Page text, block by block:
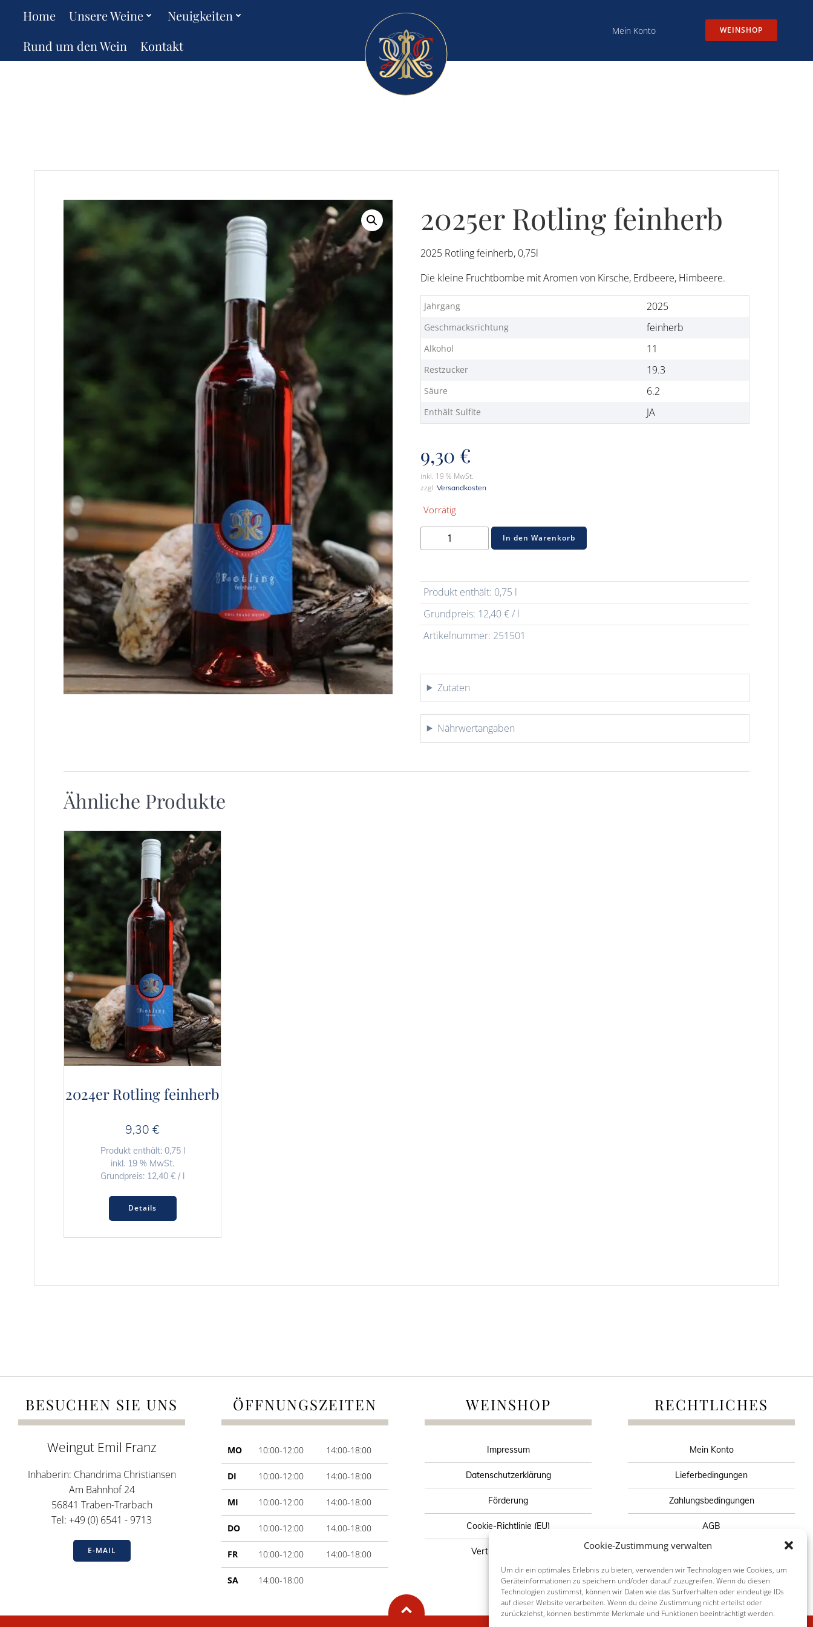
Cookie-Zustimmung verwalten
Um dir ein optimales Erlebnis zu bieten, verwenden wir Technologien wie Cookies, um
Geräteinformationen zu speichern und/oder darauf zuzugreifen. Wenn du diesen
Technologien zustimmst, können wir Daten wie das Surfverhalten oder eindeutige IDs
auf dieser Website verarbeiten. Wenn du deine Zustimmung nicht erteilst oder
zurückziehst, können bestimmte Merkmale und Funktionen beeinträchtigt werden.
InhaltHome Unsere Weine
Neuigkeiten
Rund um den Wein
Kontakt
Mein Konto WEINSHOP
2025er Rotling feinherb
2025 Rotling feinherb, 0,75l
Die kleine Fruchtbombe mit Aromen von Kirsche, Erdbeere, Himbeere.
Jahrgang 2025
Geschmacksrichtung feinherb
Alkohol 11
Restzucker 19.3
Säure 6.2
Enthält Sulfite JA
9,30 €
inkl. 19 % MwSt.
zzgl. Versandkosten
Vorrätig
2025er
Rotling
Menge
In den Warenkorb
Produkt enthält: 0,75 l
Grundpreis: 12,40€/ l
Artikelnummer: 251501
Zutaten
Nährwertangaben
Ähnliche Produkte
2024er Rotling feinherb
9,30 €
Produkt enthält: 0,75 l
inkl. 19 % MwSt.
Grundpreis: 12,40 € / l
Details
BESUCHEN SIE UNS
Weingut Emil Franz
Inhaberin: Chandrima Christiansen
Am Bahnhof 24
56841 Traben-Trarbach
Tel: +49 (0) 6541 - 9713
E-MAIL
ÖFFNUNGSZEITEN
MO 10:00-12:00 14:00-18:00
DI 10:00-12:00 14:00-18:00
MI 10:00-12:00 14:00-18:00
DO 10:00-12:00 14.00-18:00
FR 10:00-12:00 14:00-18:00
SA 14:00-18:00
WEINSHOP
Impressum
Datenschutzerklärung
Förderung
Cookie-Richtlinie (EU)
Vertrag widerrufen
RECHTLICHES
Mein Konto
Lieferbedingungen
Zahlungsbedingungen
AGB
Widerrufsbelehrung